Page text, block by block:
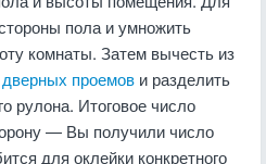
пола и умножить
комнаты. Затем вычесть из
дверных проемов и разделить
рулона. Итоговое число
— Вы получили число
для оклейки конкретного